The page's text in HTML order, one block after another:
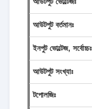
আউটপুট বর্তমানঃ
ইনপুট ভোল্টেজ, সর্বোচ্চঃ
আউটপুট সংখ্যাঃ
টপোলজিঃ